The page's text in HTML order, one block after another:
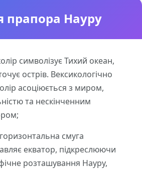
прапора Науру
символізує Тихий океан,
острів. Вексикологічно
асоціюється з миром,
та нескінченним
смуга
екватор, підкреслюючи
розташування Науру,